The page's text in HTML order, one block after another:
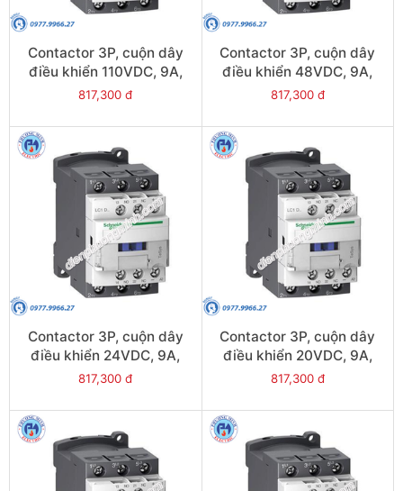
Contactor 3P, cuộn dây
điều khiển 110VDC, 9A,
1N/O, 1N/C - Model
817,300 đ
Contactor 3P, cuộn dây
điều khiển 48VDC, 9A,
1N/O, 1N/C - Model
817,300 đ
Contactor 3P, cuộn dây
điều khiển 24VDC, 9A,
1N/O, 1N/C - Model
817,300 đ
Contactor 3P, cuộn dây
điều khiển 20VDC, 9A,
1N/O, 1N/C - Model
817,300 đ